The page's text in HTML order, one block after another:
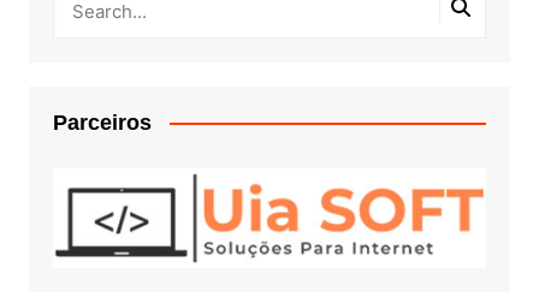
Parceiros